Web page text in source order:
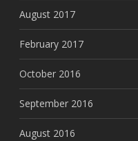
August 2017
February 2017
October 2016
September 2016
August 2016